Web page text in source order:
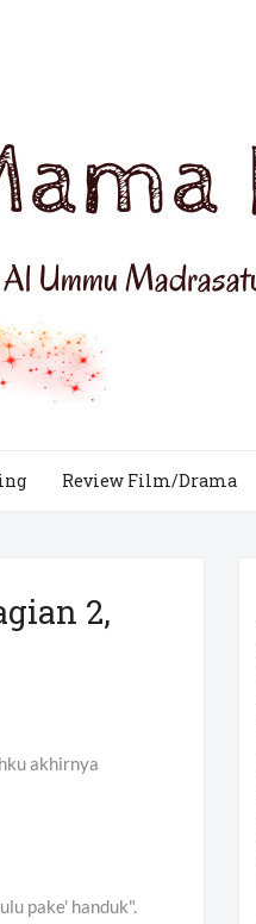
Review Film/Drama
2,
akhirnya
pake' handuk".